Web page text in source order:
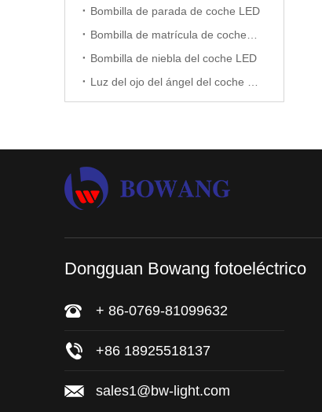
Bombilla de parada de coche LED
Bombilla de niebla del coche LED
Dongguan Bowang fotoeléctrico
+ 86-0769-81099632
+86 18925518137
sales1@bw-light.com